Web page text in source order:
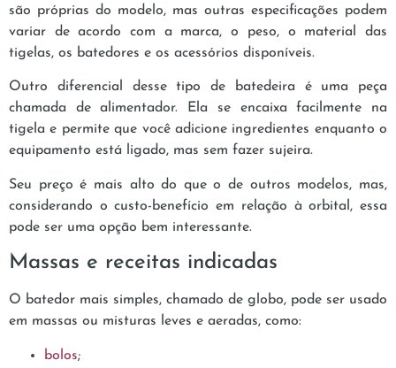
são próprias do modelo, mas outras especificações podem
variar de acordo com a marca, o peso, o material das
tigelas, os batedores e os acessórios disponíveis.
Outro diferencial desse tipo de batedeira é uma peça
chamada de alimentador. Ela se encaixa facilmente na
tigela e permite que você adicione ingredientes enquanto o
equipamento está ligado, mas sem fazer sujeira.
Seu preço é mais alto do que o de outros modelos, mas,
considerando o custo-benefício em relação à orbital, essa
pode ser uma opção bem interessante.
Massas e receitas indicadas
O batedor mais simples, chamado de globo, pode ser usado
em massas ou misturas leves e aeradas, como:
bolos;